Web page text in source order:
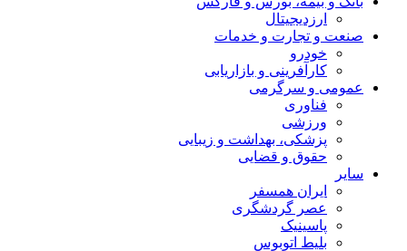
ارزدیجیتال
صنعت و تجارت و خدمات
خودرو
کارآفرینی و بازاریابی
عمومی و سرگرمی
فناوری
ورزشی
پزشکی، بهداشت و زیبایی
حقوق و قضایی
سایر
ایران همسفر
عصر گردشگری
پاسینیک
بلیط اتوبوس